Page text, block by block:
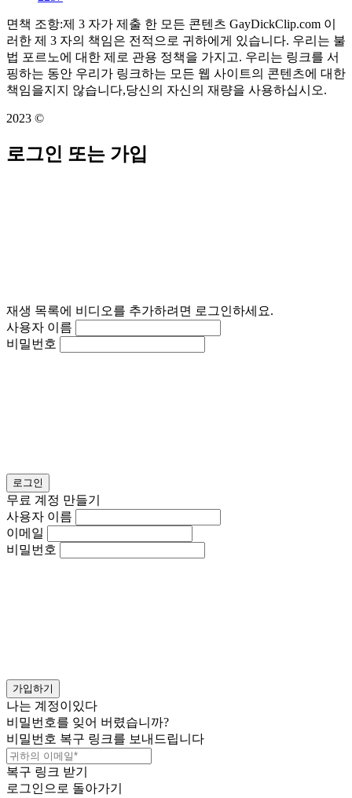
면책 조항:제 3 자가 제출 한 모든 콘텐츠 GayDickClip.com 이
러한 제 3 자의 책임은 전적으로 귀하에게 있습니다. 우리는 불
법 포르노에 대한 제로 관용 정책을 가지고. 우리는 링크를 서
핑하는 동안 우리가 링크하는 모든 웹 사이트의 콘텐츠에 대한
책임을지지 않습니다,당신의 자신의 재량을 사용하십시오.
2023 ©
로그인 또는 가입
재생 목록에 비디오를 추가하려면 로그인하세요.
사용자 이름
비밀번호
로그인
무료 계정 만들기
사용자 이름
이메일
비밀번호
가입하기
나는 계정이있다
비밀번호를 잊어 버렸습니까?
비밀번호 복구 링크를 보내드립니다
복구 링크 받기
로그인으로 돌아가기